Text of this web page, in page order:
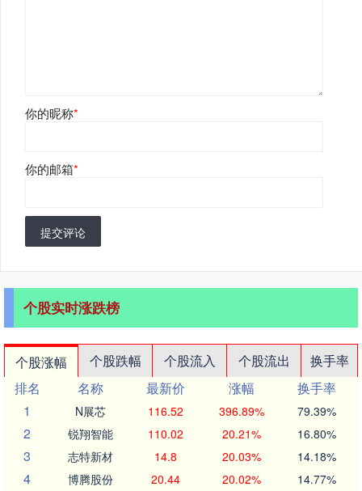
你的昵称*
你的邮箱*
提交评论
个股实时涨跌榜
个股涨幅 个股跌幅 个股流入 个股流出
换手率
排名
名称 最新价 涨幅
换手率
1
N展芯 116.52 396.89% 79.39%
2 锐翔智能 110.02 20.21% 16.80%
3 志特新材 14.8 20.03% 14.18%
4 博腾股份 20.44 20.02% 14.77%